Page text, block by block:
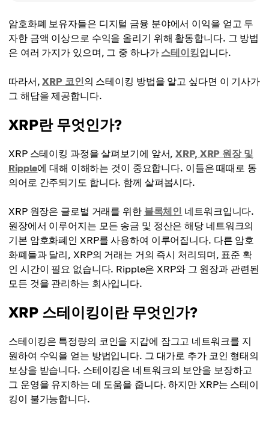
암호화폐 보유자들은 디지털 금융 분야에서 이익을 얻고 투
자한 금액 이상으로 수익을 올리기 위해 활동합니다. 그 방법
은 여러 가지가 있으며, 그 중 하나가 스테이킹입니다.
따라서,XRP 코인의 스테이킹 방법을 알고 싶다면 이 기사가
그 해답을 제공합니다.
XRP란 무엇인가?
XRP 스테이킹 과정을 살펴보기에 앞서,XRP, XRP 원장 및
Ripple에 대해 이해하는 것이 중요합니다. 이들은 때때로 동
의어로 간주되기도 합니다. 함께 살펴봅시다.
XRP 원장은 글로벌 거래를 위한 블록체인 네트워크입니다.
원장에서 이루어지는 모든 송금 및 정산은 해당 네트워크의
기본 암호화폐인 XRP를 사용하여 이루어집니다. 다른 암호
화폐들과 달리, XRP의 거래는 거의 즉시 처리되며, 표준 확
인 시간이 필요 없습니다. Ripple은 XRP와 그 원장과 관련된
모든 것을 관리하는 회사입니다.
XRP 스테이킹이란 무엇인가?
스테이킹은 특정량의 코인을 지갑에 잠그고 네트워크를 지
원하여 수익을 얻는 방법입니다. 그 대가로 추가 코인 형태의
보상을 받습니다. 스테이킹은 네트워크의 보안을 보장하고
그 운영을 유지하는 데 도움을 줍니다. 하지만 XRP는 스테이
킹이 불가능합니다.